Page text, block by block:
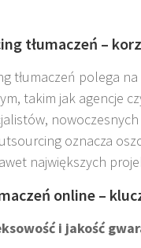
tłumaczeń –
tłumaczeń polega
takim jak agencje
oznacza
największych
online –
i jakość